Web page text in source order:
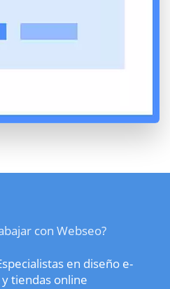
con Webseo?
en diseño e-
tiendas online